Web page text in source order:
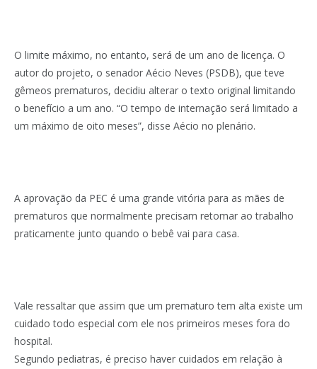
O limite máximo, no entanto, será de um ano de licença. O
autor do projeto, o senador Aécio Neves (PSDB), que teve
gêmeos prematuros, decidiu alterar o texto original limitando
o benefício a um ano. “O tempo de internação será limitado a
um máximo de oito meses”, disse Aécio no plenário.
A aprovação da PEC é uma grande vitória para as mães de
prematuros que normalmente precisam retomar ao trabalho
praticamente junto quando o bebê vai para casa.
Vale ressaltar que assim que um prematuro tem alta existe um
cuidado todo especial com ele nos primeiros meses fora do
hospital.
Segundo pediatras, é preciso haver cuidados em relação à